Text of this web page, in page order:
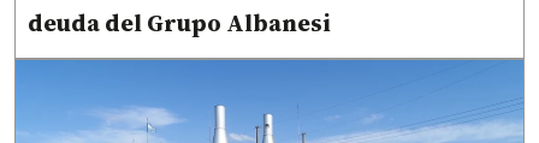
deuda del Grupo Albanesi